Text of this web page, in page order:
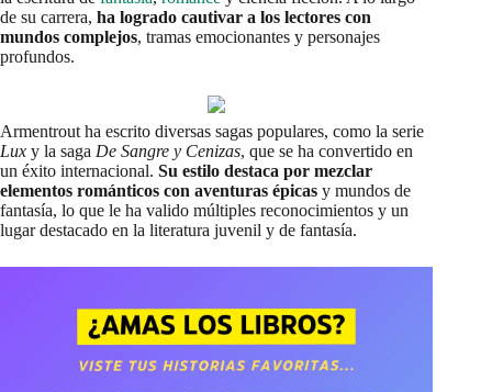
de su carrera, ha logrado cautivar a los lectores con
mundos complejos, tramas emocionantes y personajes
profundos.
Armentrout ha escrito diversas sagas populares, como la serie
Lux y la saga De Sangre y Cenizas, que se ha convertido en
un éxito internacional. Su estilo destaca por mezclar
elementos románticos con aventuras épicas y mundos de
fantasía, lo que le ha valido múltiples reconocimientos y un
lugar destacado en la literatura juvenil y de fantasía.